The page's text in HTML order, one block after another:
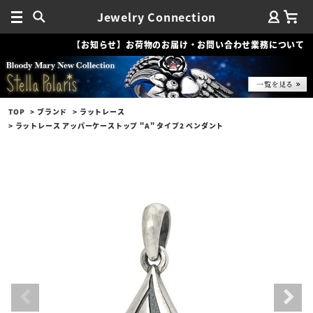
Jewelry Connection
【お知らせ】お荷物のお届け・お問い合わせ業務について
TOP ブランド
ラットレース
ラットレース アッパーケーストップ "A" タイプ2 ペンダント